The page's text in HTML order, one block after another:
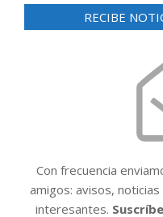
RECIBE
Con frecuencia
amigos: avisos,
interesantes.